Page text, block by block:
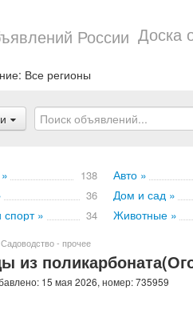
Доска
Все регионы
138 Авто »
36 Дом и сад »
» 34 Животные »
Садоводство - прочее
из
15 мая 2026, номер: 735959